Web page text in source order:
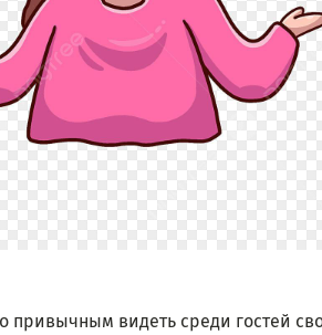
привычным видеть среди гостей